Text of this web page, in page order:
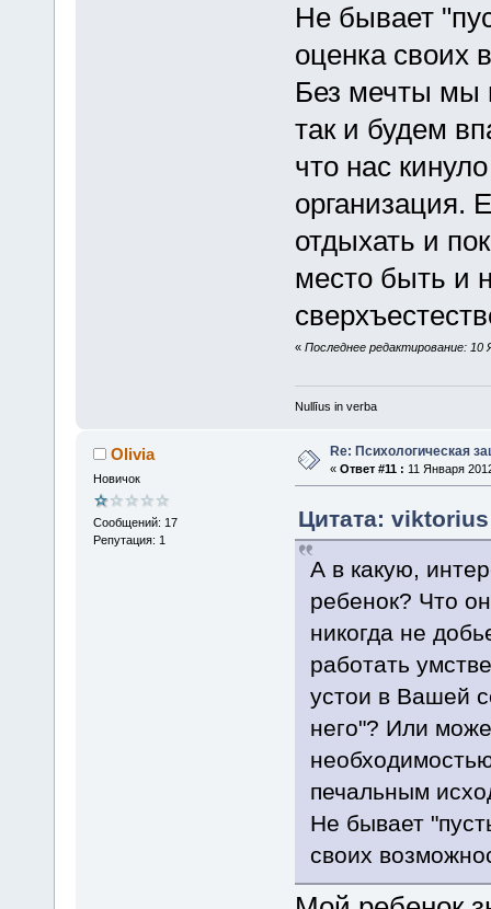
Не бывает
оценка своих
Без мечты мы
так и будем
что нас
организация.
отдыхать и
место быть и
« Последнее редактирование: 10
Nullīus in verba
Olivia
Новичок
Сообщений: 17
Репутация: 1
Re: Психологическая
« Ответ #11 : 11 Января
Цитата:
А в какую,
ребенок? Что
никогда не
работать
устои в Вашей
него"? Или
печальным
Не бывает
своих